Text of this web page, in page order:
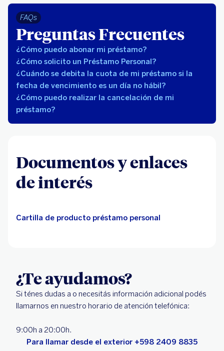
FAQs
Preguntas Frecuentes
¿Cómo puedo abonar mi préstamo?
¿Cómo solicito un Préstamo Personal?
¿Cuándo se debita la cuota de mi préstamo si la
fecha de vencimiento es un día no hábil?
¿Cómo puedo realizar la cancelación de mi
préstamo?
Documentos y enlaces
de interés
Cartilla de producto préstamo personal
¿Te ayudamos?
Si ténes dudas a o necesitás información adicional podés
llamarnos en nuestro horario de atención telefónica:
9:00h a 20:00h.
Para llamar desde el exterior +598 2409 8835